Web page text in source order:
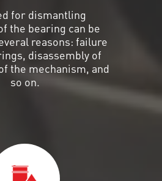
for dismantling
the bearing can be
reasons: failure
disassembly of
the mechanism, and
so on.